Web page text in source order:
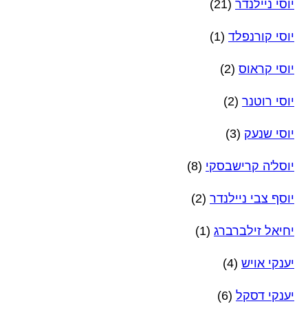
יוסי ניילנדר (21)
יוסי קורנפלד (1)
יוסי קראוס (2)
יוסי רוטנר (2)
יוסי שנעק (3)
יוסל'ה קרישבסקי (8)
יוסף צבי ניילנדר (2)
יחיאל זילברברג (1)
יענקי אויש (4)
יענקי דסקל (6)